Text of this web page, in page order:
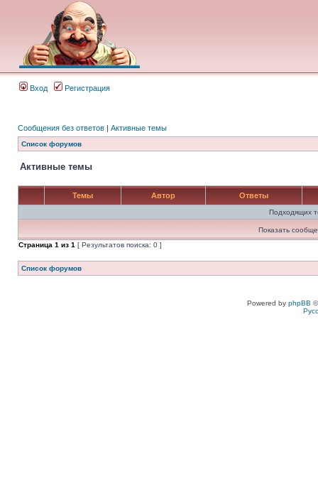
Вход Регистрация
Сообщения без ответов | Активные темы
Список форумов
Активные темы
Темы Автор Ответы
Подходящих
Показать
Страница 1 из 1 [ Результатов поиска: 0 ]
Список форумов
Powered by phpBB